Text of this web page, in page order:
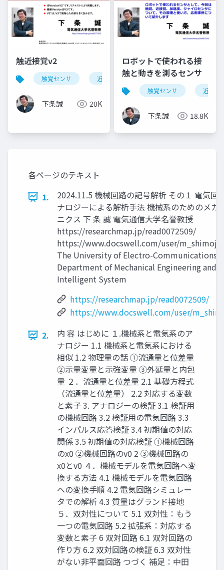
触近接覚v2
触覚センサ 近接覚センサ すべり覚センサ
下条誠 20K
ロボットで使われる接
触と動きを測るセンサ
触覚センサ 近接覚
下条誠 18.8K
各ページのテキスト
1.
2024.11.5 機械回路の記号解析 その１ 電気回
ナロジーによる解析手法 機械系のためのメカ
ニクス 下 条 誠 電気通信大学名誉教授
https://researchmap.jp/read0072509/
https://www.docswell.com/user/m_shimojo
The University of Electro-Communications
Department of Mechanical Engineering and
Intelligent System
https://researchmap.jp/read0072509/
https://www.docswell.com/user/
2.
内 容 はじめに １.機械系と電気系のア
ナロジー 1.1 機械系と電気系における
相似 1.2 物理量の話 ①流通量と位差量
②示量変量と示強変量 ③外延量と内包
量 ２．流通量と位差量 2.1 基礎方程式
（流通量と位差量） 2.2 対応する変数
と素子 3. アナロジーの検証 3.1 検証用
の機械回路 3.2 検証用の電気回路 3.3
インパルス応答検証 3.4 初期値の対応
関係 3.5 初期値の対応検証 ①機械回路
のx0 ②機械回路のv0 2 ③機械回路の
x0とv0 ４．機械モデルを電気回路へ変
換する方法 4.1 機械モデルを電気回路
への変換手順 4.2 電気回路シミュレー
タでの解析 4.3 質量はグランド接地
５．双対性について 5.1 双対性：もう
一つの電気回路 5.2 拡張系：対応する
変数と素子 6 双対回路 6.1 双対回路の
作り方 6.2 双対回路の検証 6.3 双対性
がない非平面回路 つづく 補足：中田